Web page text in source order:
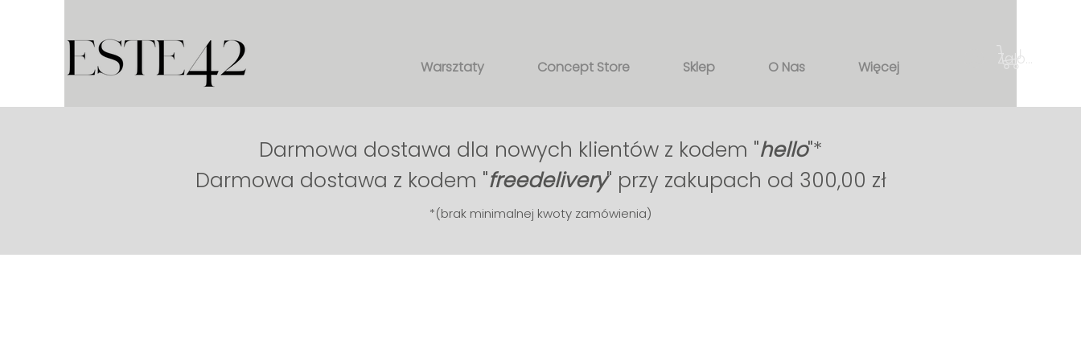
Warsztaty Concept Store Sklep O Nas Więcej Zaloguj się
Darmowa dostawa dla nowych klientów z kodem "hello"*
Darmowa dostawa z kodem "freedelivery" przy zakupach od 300,00 zł
*(brak minimalnej kwoty zamówienia)